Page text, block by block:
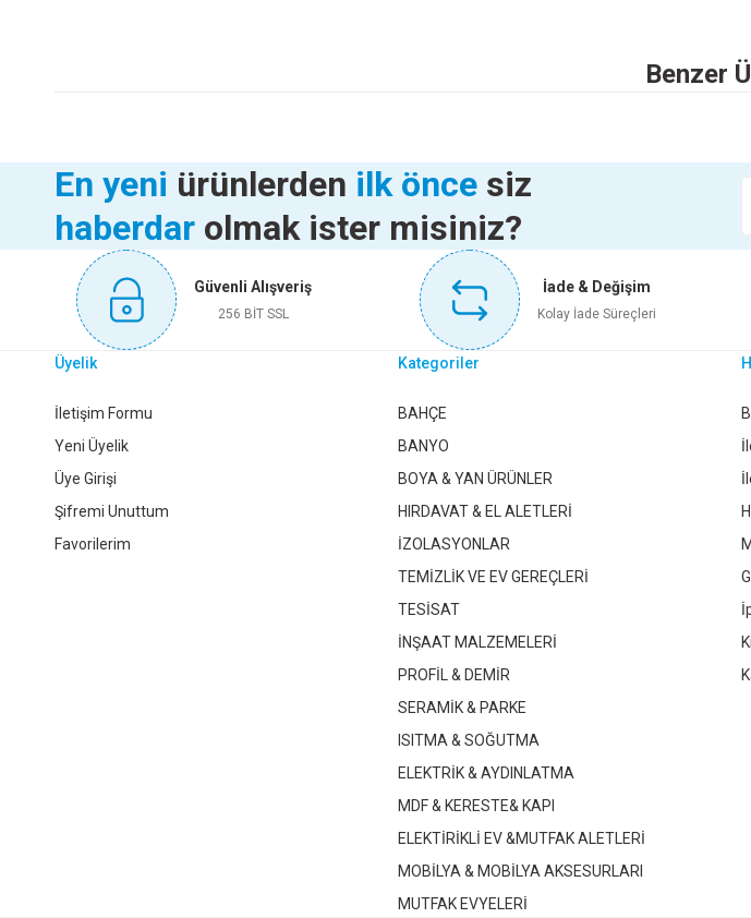
Bu ürüne ilk
Ürün hakkında henüz
Ürün bilgilerinde hatalar bulunuyor.
Ürün fiyatı diğer sitelerden daha pahalı.
Bu ürüne benzer farklı alternatifler olmalı.
Benzer
KINETEX KEMER DELİCİ KTX-285
348,50 TL
Sepete Ekle
VADİ MAKYAJ AYNASI OVAL VD9592
168,00 TL
Sepete Ekle
KÖPEK
En yeni ürünlerden ilk önce siz
haberdar olmak ister misiniz?
Güvenli Alışveriş
256 BİT SSL
İade & Değişim
Kolay İade Süreçleri
Üyelik
İletişim Formu
Yeni Üyelik
Üye Girişi
Şifremi Unuttum
Favorilerim
Kategoriler
BAHÇE
BANYO
BOYA & YAN ÜRÜNLER
HIRDAVAT & EL ALETLERİ
İZOLASYONLAR
TEMİZLİK VE EV GEREÇLERİ
TESİSAT
İNŞAAT MALZEMELERİ
PROFİL & DEMİR
SERAMİK & PARKE
ISITMA & SOĞUTMA
ELEKTRİK & AYDINLATMA
MDF & KERESTE& KAPI
ELEKTİRİKLİ EV &MUTFAK ALETLERİ
MOBİLYA & MOBİLYA AKSESURLARI
MUTFAK EVYELERİ